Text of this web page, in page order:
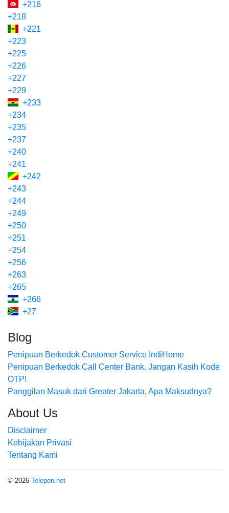
+216
+218
+221
+223
+225
+226
+227
+229
+233
+234
+235
+237
+240
+241
+242
+243
+244
+249
+250
+251
+254
+256
+263
+265
+266
+27
Blog
Penipuan Berkedok Customer Service IndiHome
Penipuan Berkedok Call Center Bank. Jangan Kasih Kode
OTP!
Panggilan Masuk dari Greater Jakarta, Apa Maksudnya?
About Us
Disclaimer
Kebijakan Privasi
Tentang Kami
© 2026 Telepon.net